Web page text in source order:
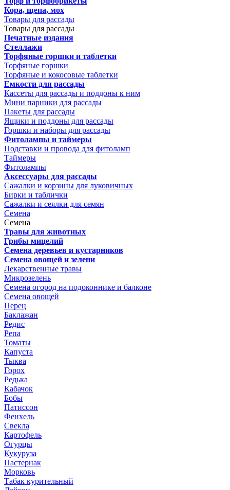
Кора, щепа, мох
Товары для рассады
Товары для рассады
Печатные издания
Стеллажи
Торфяные горшки и таблетки
Торфяные горшки
Торфяные и кокосовые таблетки
Емкости для рассады
Кассеты для рассады и поддоны к ним
Мини парники для рассады
Пакеты для рассады
Ящики и поддоны для рассады
Горшки и наборы для рассады
Фитолампы и таймеры
Подставки и провода для фитоламп
Таймеры
Фитолампы
Аксессуары для рассады
Сажалки и корзины для луковичных
Бирки и таблички
Сажалки и сеялки для семян
Семена
Семена
Травы для животных
Грибы мицелий
Семена деревьев и кустарников
Семена овощей и зелени
Лекарственные травы
Микрозелень
Семена огород на подоконнике и балконе
Семена овощей
Перец
Баклажан
Редис
Репа
Томаты
Капуста
Тыква
Горох
Редька
Кабачок
Бобы
Патиссон
Фенхель
Свекла
Картофель
Огурцы
Кукуруза
Пастернак
Морковь
Табак курительный